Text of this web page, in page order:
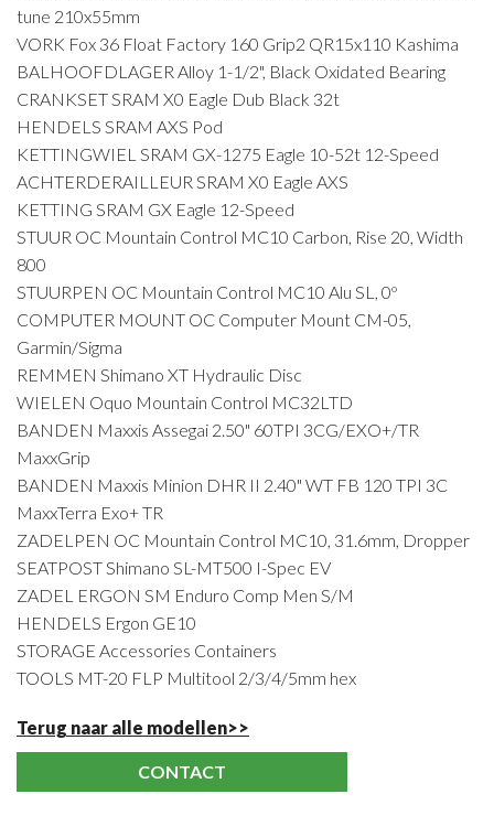
tune 210x55mm
VORK Fox 36 Float Factory 160 Grip2 QR15x110 Kashima
BALHOOFDLAGER Alloy 1-1/2", Black Oxidated Bearing
CRANKSET SRAM X0 Eagle Dub Black 32t
HENDELS SRAM AXS Pod
KETTINGWIEL SRAM GX-1275 Eagle 10-52t 12-Speed
ACHTERDERAILLEUR SRAM X0 Eagle AXS
KETTING SRAM GX Eagle 12-Speed
STUUR OC Mountain Control MC10 Carbon, Rise 20, Width
800
STUURPEN OC Mountain Control MC10 Alu SL, 0º
COMPUTER MOUNT OC Computer Mount CM-05,
Garmin/Sigma
REMMEN Shimano XT Hydraulic Disc
WIELEN Oquo Mountain Control MC32LTD
BANDEN Maxxis Assegai 2.50" 60TPI 3CG/EXO+/TR
MaxxGrip
BANDEN Maxxis Minion DHR II 2.40" WT FB 120 TPI 3C
MaxxTerra Exo+ TR
ZADELPEN OC Mountain Control MC10, 31.6mm, Dropper
SEATPOST Shimano SL-MT500 I-Spec EV
ZADEL ERGON SM Enduro Comp Men S/M
HENDELS Ergon GE10
STORAGE Accessories Containers
TOOLS MT-20 FLP Multitool 2/3/4/5mm hex
Terug naar alle modellen>>
CONTACT